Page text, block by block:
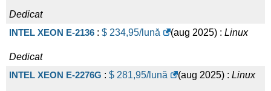
H Pro S
Linux/Windows Dedicat
H Pro M
Linux/Windows Dedicat
Dedicat
INTEL XEON E-2136 : $ 234,95/lună (aug 2025) : Linux
Dedicat
INTEL XEON E-2276G : $ 281,95/lună (aug 2025) : Linux